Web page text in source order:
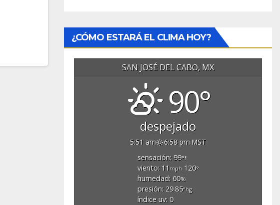
¿CÓMO ESTARÁ EL CLIMA HOY?
SAN JOSÉ DEL CABO, MX
90°
despejado
5:51 am
6:58 pm MST
sensación: 99°f
viento: 11 mph120°
humedad: 60%
presión: 29.85"hg
índice uv: 0